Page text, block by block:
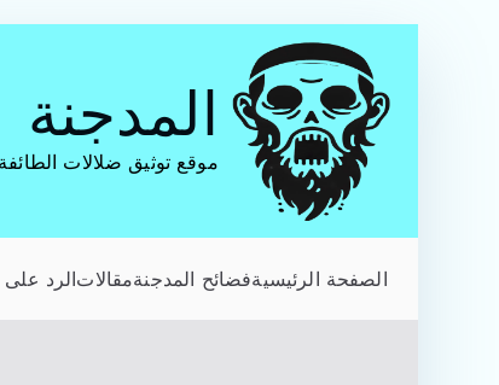
المحتوى
المدجنة
موقع توثيق ضلالات
الصفحة الرئيسيةفضائح المدجنةمقالاتالرد